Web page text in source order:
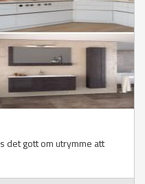
det gott om utrymme att